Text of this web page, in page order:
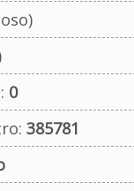
0
385781